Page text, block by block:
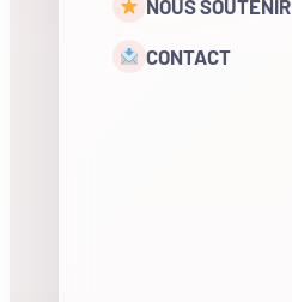
NOUS SOUTENIR
CONTACT